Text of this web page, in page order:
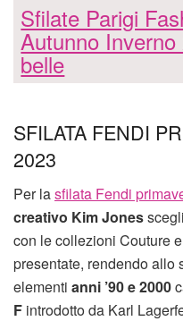
Sfilate Parigi
Autunno
belle
SFILATA FENDI
2023
Per lasfilata Fendi
creativo Kim Jones
con le collezioni Couture
presentate, rendendo allo
elementi anni ’90 e 2000
F introdotto da Karl